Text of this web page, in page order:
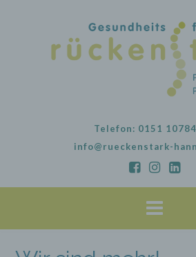
Telefon: 0151
info@rueckenstark-